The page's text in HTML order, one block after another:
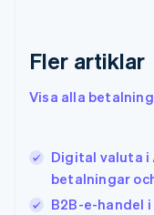
Fler artiklar
Visa alla
Digital valuta i
betalningar
B2B-e-handel
简体中文
Indien
Irland
ItalianoEnglish
Japan
日本語 English